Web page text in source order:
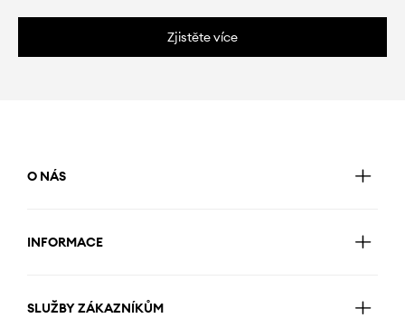
Zjistěte více
O NÁS
INFORMACE
SLUŽBY ZÁKAZNÍKŮM